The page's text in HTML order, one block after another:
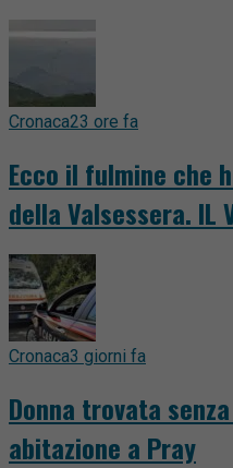
Cronaca23 ore fa
Ecco il fulmine che
della Valsessera. IL
Cronaca3 giorni fa
Donna trovata
abitazione a Pray